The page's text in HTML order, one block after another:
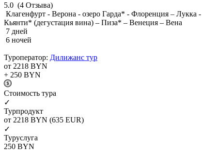
5.0 (4 Отзыва)
Клагенфурт - Верона - озеро Гарда* - Флоренция – Лукка -
Кьянти* (дегустация вина) – Пиза* – Венеция – Вена
7 дней
6 ночей
Туроператор: Дилижанс тур
от 2218 BYN
+ 250 BYN
Cтоимость тура
✓
Турпродукт
от 2218 BYN (635 EUR)
✓
Туруслуга
250 BYN